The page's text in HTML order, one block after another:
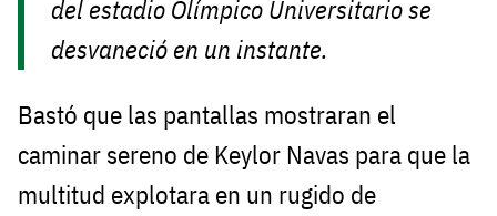
del estadio Olímpico Universitario se
desvaneció en un instante.
Bastó que las pantallas mostraran el
caminar sereno de Keylor Navas para que la
multitud explotara en un rugido de